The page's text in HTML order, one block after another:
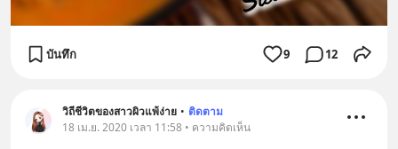
บันทึก 9 12
วิถีชีวิตของสาวผิวแพ้ง่าย • ติดตาม
18 เม.ย. 2020 เวลา 11:58 • ความคิดเห็น